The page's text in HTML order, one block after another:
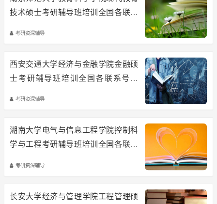
技术硕士考研辅导班培训全国各联系
考研资深辅导
西安交通大学经济与金融学院金融硕
士考研辅导班培训全国各联系号码
考研资深辅导
湖南大学电气与信息工程学院控制科
学与工程考研辅导班培训全国各联系
考研资深辅导
长安大学经济与管理学院工程管理硕